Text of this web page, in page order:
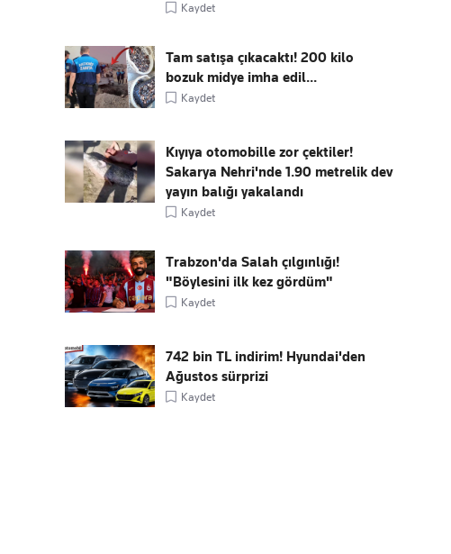
Kaydet
Tam satışa çıkacaktı! 200 kilo
bozuk midye imha edil...
Kaydet
Kıyıya otomobille zor çektiler!
Sakarya Nehri'nde 1.90 metrelik dev
yayın balığı yakalandı
Kaydet
Trabzon'da Salah çılgınlığı!
"Böylesini ilk kez gördüm"
Kaydet
742 bin TL indirim! Hyundai'den
Ağustos sürprizi
Kaydet